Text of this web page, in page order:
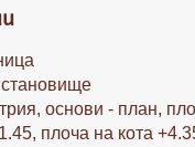
становище
основи - план,
плоча на кота